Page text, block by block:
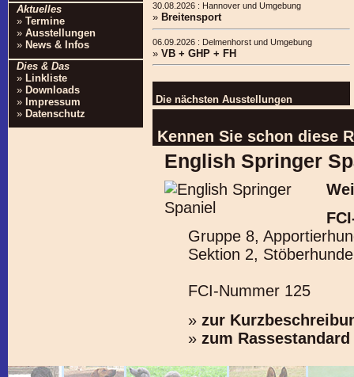
Aktuelles
» Termine
» Ausstellungen
» News & Infos
Dies & Das
» Linkliste
» Downloads
» Impressum
» Datenschutz
30.08.2026 : Hannover und Umgebung
» Breitensport
06.09.2026 : Delmenhorst und Umgebung
» VB + GHP + FH
Die nächsten Ausstellungen
Kennen Sie schon diese
English Springer
Gruppe 8,
Sektion 2, Stöberhunde
FCI-Nummer 125
» zur
» zum Rassestandard